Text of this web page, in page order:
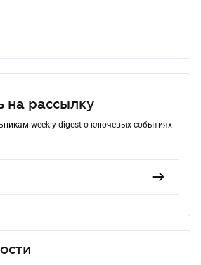
на рассылку
weekly-digest о ключевых событиях